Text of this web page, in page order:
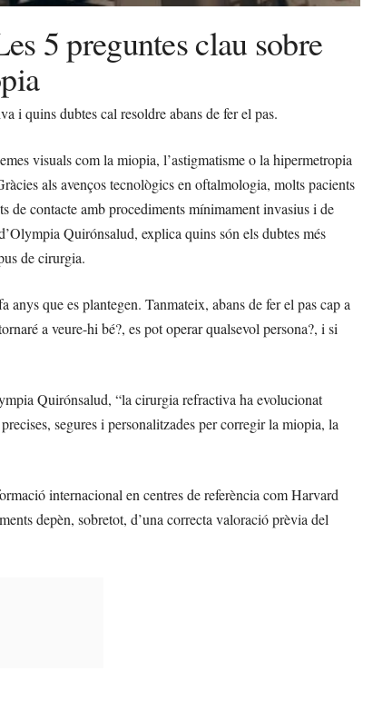
5 preguntes clau sobre
i quins dubtes cal resoldre abans de fer el pas.
visuals com la miopia, l’astigmatisme o la hipermetropia
als avenços tecnològics en oftalmologia, molts pacients
de contacte amb procediments mínimament invasius i de
Quirónsalud, explica quins són els dubtes més
de cirurgia.
anys que es plantegen. Tanmateix, abans de fer el pas cap a
a veure-hi bé?, es pot operar qualsevol persona?, i si
Quirónsalud, “la cirurgia refractiva ha evolucionat
segures i personalitzades per corregir la miopia, la
internacional en centres de referència com Harvard
depèn, sobretot, d’una correcta valoració prèvia del